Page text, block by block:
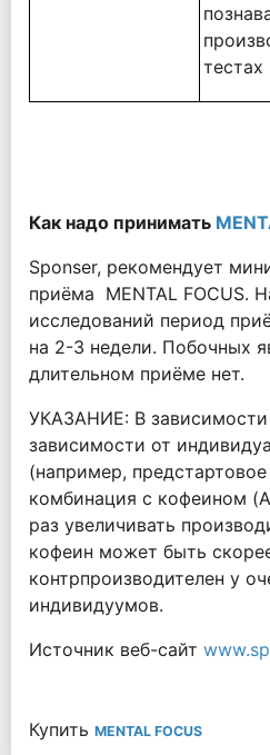
тестах
Как надо принимать
Sponser, рекомендует
приёма MENTAL FOCUS.
исследований период
на 2-3 недели. Побочных
длительном приёме нет.
УКАЗАНИЕ: В зависимости
зависимости от
(например,
комбинация с кофеином
раз увеличивать
кофеин может быть
контрпроизводителен у
индивидуумов.
Источник веб-сайт
Купить MENTAL FOCUS